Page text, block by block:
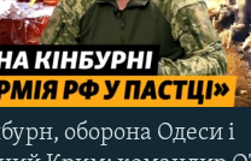
оборона Одеси і